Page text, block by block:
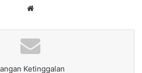
Ketinggalan